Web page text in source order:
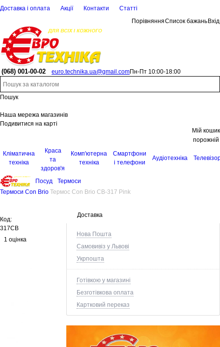
Доставка і оплата Акції Контакти
Статті
ПорівнянняСписок бажань Вхід
(068) 001-00-02 euro.technika.ua@gmail.comПн-Пт 10:00-18:00
Пошук
Наша мережа магазинів
Подивитися на карті
Мій кошик
порожній
Кліматична
техніка
Краса
та
здоров'я
Комп'ютерна
техніка
Смартфони
і телефони
Аудіотехніка
Посуд
Термоси
Термоси Con Brio Термос Con Brio CB-317 Pink
Доставка
Нова Пошта
Самовивіз у Львові
Укрпошта
Готівкою у магазині
Безготівкова оплата
Картковий переказ
Код:
317CB
1 оцінка